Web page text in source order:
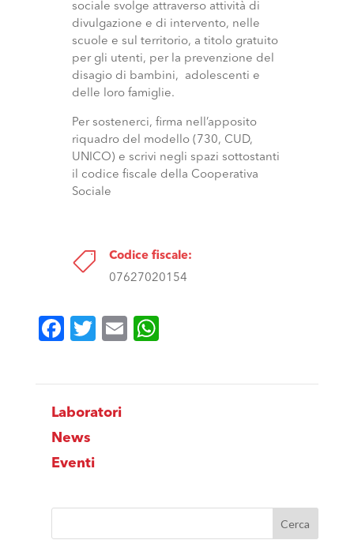
sociale svolge attraverso attività di
divulgazione e di intervento, nelle
scuole e sul territorio, a titolo gratuito
per gli utenti, per la prevenzione del
disagio di bambini, adolescenti e
delle loro famiglie.
Per sostenerci, firma nell’apposito
riquadro del modello (730, CUD,
UNICO) e scrivi negli spazi sottostanti
il codice fiscale della Cooperativa
Sociale

Codice fiscale:
07627020154
Facebook
Twitter
Email
Laboratori
News
Eventi